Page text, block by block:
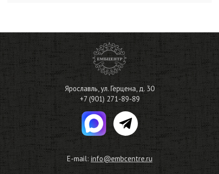
Ярославль,ул. Герцена, д. 30
+7 (901) 271-89-89
E-mail: info@embcentre.ru